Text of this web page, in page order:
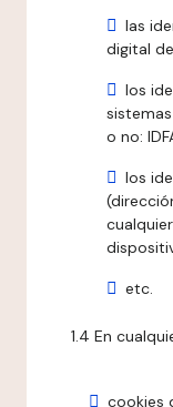
las
digital
los
o no:
los
etc.
1.4 En
cookies